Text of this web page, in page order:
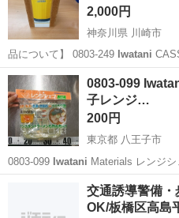
2,000円
神奈川県 川崎市
品について】 0803-249 Iwatani
神奈川 川崎市
0803-099
子レンジ…
200円
東京都 八王子市
0803-099 Iwatani Materials レンジシ
八王子市 調理器具
交通誘導警備・
OK/板橋区高島